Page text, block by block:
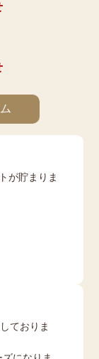
が貯まりま
ておりま